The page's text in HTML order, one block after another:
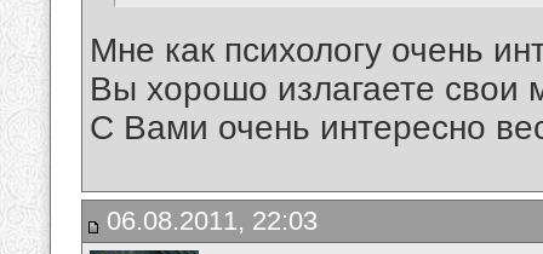
Мне как психологу очень
Вы хорошо излагаете свои
С Вами очень интересно
06.08.2011, 22:03